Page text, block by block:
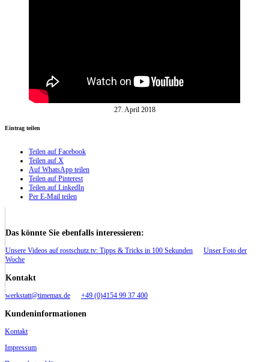
27. April 2018
Eintrag teilen
Teilen auf Facebook
Teilen auf X
Auf WhatsApp teilen
Teilen auf Pinterest
Teilen auf LinkedIn
Per E-Mail teilen
Das könnte Sie ebenfalls interessieren:
Unsere Videos auf rostschutz.tv: Tipps & Tricks in 100 Sekunden
Unser Foto der
Woche
Kontakt
werkstatt@timemax.de +49 (0)4154 99 37 400
Kundeninformationen
Kontakt
Impressum